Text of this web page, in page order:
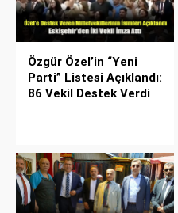
Özgür Özel’in “Yeni
Parti” Listesi Açıklandı:
86 Vekil Destek Verdi